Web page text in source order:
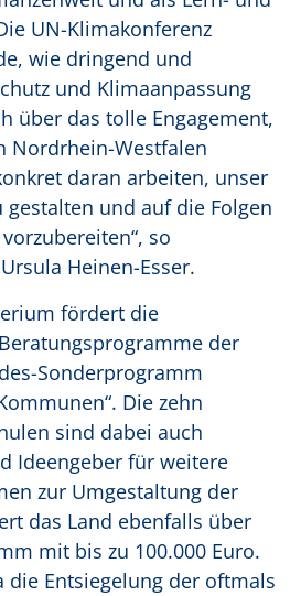
UN-Klimakonferenz
wie dringend und
und Klimaanpassung
über das tolle Engagement,
Nordrhein-Westfalen
daran arbeiten, unser
gestalten und auf die Folgen
so
Heinen-Esser.
fördert die
der
Sonderprogramm
Die zehn
sind dabei auch
Ideengeber für weitere
zur Umgestaltung der
das Land ebenfalls über
mit bis zu 100.000 Euro.
die Entsiegelung der oftmals